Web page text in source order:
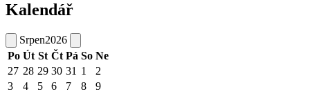
Kalendář
Srpen2026
Po Út St Čt Pá So Ne
27 28 29 30 31 1
2
3
4 5 6 7 8
9